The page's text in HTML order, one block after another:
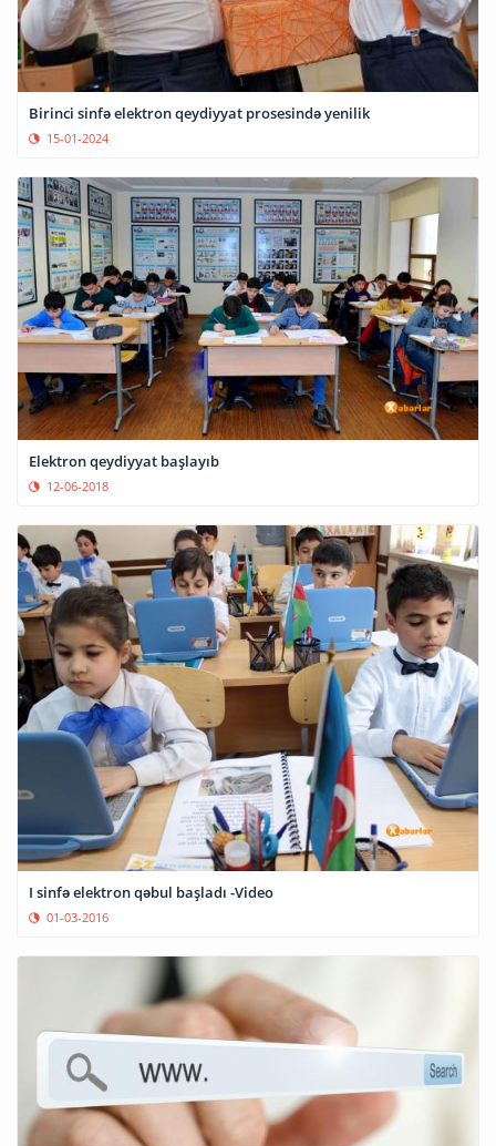
Birinci sinfə elektron qeydiyyat prosesində yenilik
15-01-2024
Elektron qeydiyyat başlayıb
12-06-2018
I sinfə elektron qəbul başladı -Video
01-03-2016